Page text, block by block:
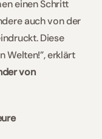
einen Schritt
auch von der
Diese
Kooperation ist das Beste aus beiden Welten!”, erklärt
von